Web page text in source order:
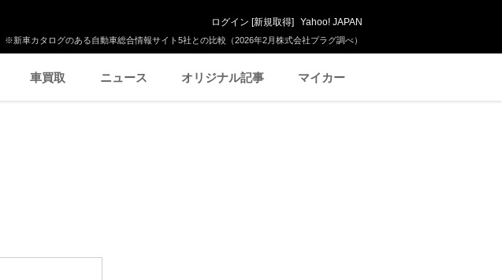
※新車カタログのある自動車総合情報サイト5社との比較（2026年2月株式会社プラグ調べ）
ログイン [新規取得] Yahoo! JAPAN
車買取 ニュース オリジナル記事 マイカー